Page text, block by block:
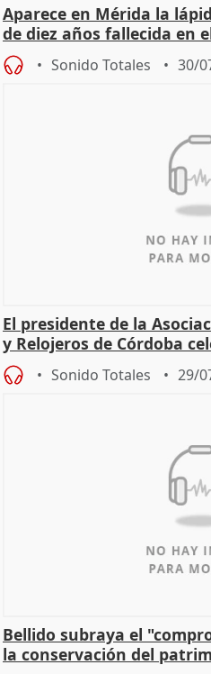
Aparece en Mérida la
de diez años fallecida en
Sonido Totales 30/
El presidente de la
y Relojeros de Córdoba
Sonido Totales 29/
Bellido subraya el
la conservación del